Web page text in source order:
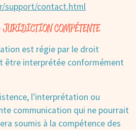
support/contact.html
COMPÉTENTE
est régie par le droit
être interprétée conformément
l'interprétation ou
communication qui ne pourrait
soumis à la compétence des